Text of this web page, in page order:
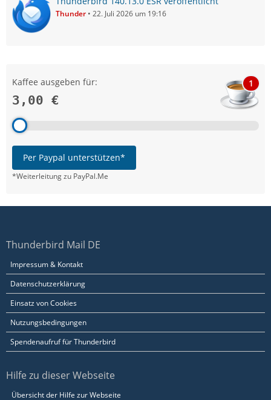
Thunder 22. Juli 2026 um 19:16
Kaffee ausgeben für:
3,00 €
1
Per Paypal unterstützen*
*Weiterleitung zu PayPal.Me
Thunderbird Mail DE
Impressum & Kontakt
Datenschutzerklärung
Einsatz von Cookies
Nutzungsbedingungen
Spendenaufruf für Thunderbird
Hilfe zu dieser Webseite
Übersicht der Hilfe zur Webseite